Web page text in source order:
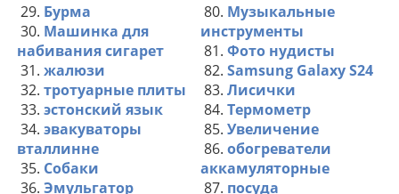
29. Бурма
30. Машинка для
набивания сигарет
31. жалюзи
32. тротуарные плиты
33. эстонский язык
34. эвакуваторы
вталлинне
35. Собаки
36. Эмульгатор
80. Музыкальные
инструменты
81. Фото нудисты
82. Samsung Galaxy S24
83. Лисички
84. Термометр
85. Увеличение
86. обогреватели
аккамуляторные
87. посуда